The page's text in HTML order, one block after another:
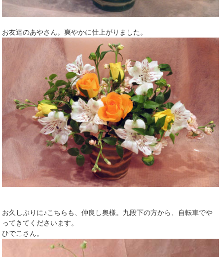
お友達のあやさん。爽やかに仕上がりました。
お久しぶりに♪こちらも、仲良し奥様。九段下の方から、自転車でや
ってきてくださいます。
ひでこさん。